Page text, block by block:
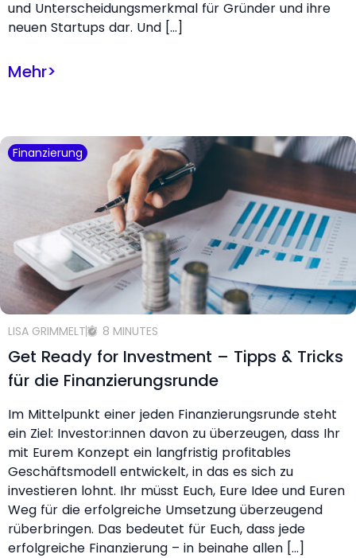
und Unterscheidungsmerkmal für Gründer und ihre
neuen Startups dar. Und […]
Mehr>
Finanzierung
LISA GRIMMELT 8 MINUTES
Get Ready for Investment – Tipps & Tricks
für die Finanzierungsrunde
Im Mittelpunkt einer jeden Finanzierungsrunde steht
ein Ziel: Investor:innen davon zu überzeugen, dass Ihr
mit Eurem Konzept ein langfristig profitables
Geschäftsmodell entwickelt, in das es sich zu
investieren lohnt. Ihr müsst Euch, Eure Idee und Euren
Weg für die erfolgreiche Umsetzung überzeugend
rüberbringen. Das bedeutet für Euch, dass jede
erfolgreiche Finanzierung – in beinahe allen […]